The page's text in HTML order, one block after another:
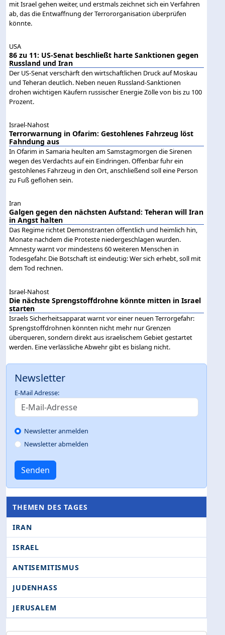
mit Israel gehen weiter, und erstmals zeichnet sich ein Verfahren
ab, das die Entwaffnung der Terrororganisation überprüfen
könnte.
USA
86 zu 11: US-Senat beschließt harte Sanktionen gegen
Russland und Iran
Der US-Senat verschärft den wirtschaftlichen Druck auf Moskau
und Teheran deutlich. Neben neuen Russland-Sanktionen
drohen wichtigen Käufern russischer Energie Zölle von bis zu 100
Prozent.
Israel-Nahost
Terrorwarnung in Ofarim: Gestohlenes Fahrzeug löst
Fahndung aus
In Ofarim in Samaria heulten am Samstagmorgen die Sirenen
wegen des Verdachts auf ein Eindringen. Offenbar fuhr ein
gestohlenes Fahrzeug in den Ort, anschließend soll eine Person
zu Fuß geflohen sein.
Iran
Galgen gegen den nächsten Aufstand: Teheran will Iran
in Angst halten
Das Regime richtet Demonstranten öffentlich und heimlich hin,
Monate nachdem die Proteste niedergeschlagen wurden.
Amnesty warnt vor mindestens 60 weiteren Menschen in
Todesgefahr. Die Botschaft ist eindeutig: Wer sich erhebt, soll mit
dem Tod rechnen.
Israel-Nahost
Die nächste Sprengstoffdrohne könnte mitten in Israel
starten
Israels Sicherheitsapparat warnt vor einer neuen Terrorgefahr:
Sprengstoffdrohnen könnten nicht mehr nur Grenzen
überqueren, sondern direkt aus israelischem Gebiet gestartet
werden. Eine verlässliche Abwehr gibt es bislang nicht.
Newsletter
E-Mail Adresse:
Newsletter anmelden
Newsletter abmelden
Senden
THEMEN DES TAGES
IRAN
ISRAEL
ANTISEMITISMUS
JUDENHASS
JERUSALEM